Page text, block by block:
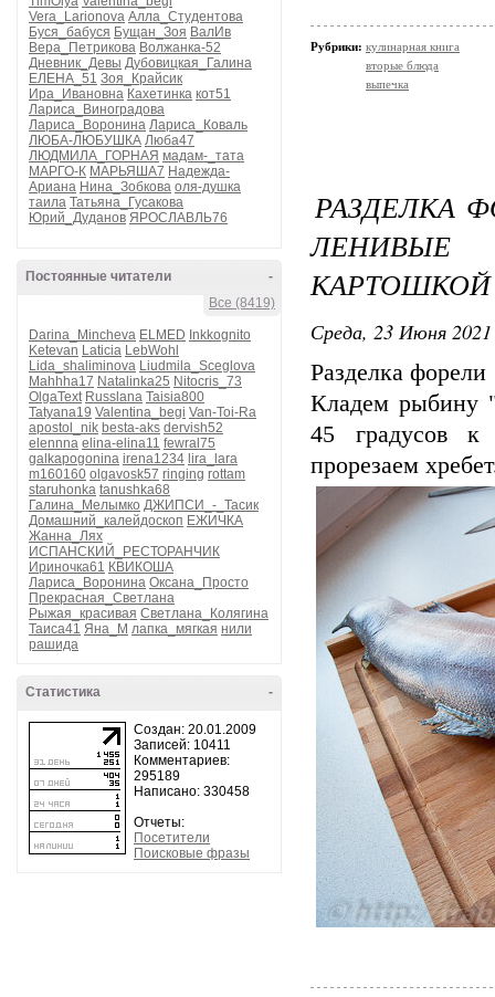
Vera_Larionova Алла_Студентова
Буся_бабуся Бущан_Зоя ВалИв
Вера_Петрикова Волжанка-52
Дневник_Девы Дубовицкая_Галина
ЕЛЕНА_51 Зоя_Крайсик
Ира_Ивановна Кахетинка кот51
Лариса_Виноградова
Лариса_Воронина Лариса_Коваль
ЛЮБА-ЛЮБУШКА Люба47
ЛЮДМИЛА_ГОРНАЯ мадам-_тата
МАРГО-К МАРЬЯША7 Надежда-
Ариана Нина_Зобкова оля-душка
таила Татьяна_Гусакова
Юрий_Дуданов ЯРОСЛАВЛЬ76
-
Постоянные читатели
Все (8419)
Darina_Mincheva ELMED Inkkognito
Ketevan Laticia LebWohl
Lida_shaliminova Liudmila_Sceglova
Mahhha17 Natalinka25 Nitocris_73
OlgaText Russlana Taisia800
Tatyana19 Valentina_begi Van-Toi-Ra
apostol_nik besta-aks dervish52
elennna elina-elina11 fewral75
galkapogonina irena1234 lira_lara
m160160 olgavosk57 ringing rottam
staruhonka tanushka68
Галина_Мелымко ДЖИПСИ_-_Тасик
Домашний_калейдоскоп ЕЖИЧКА
Жанна_Лях
ИСПАНСКИЙ_РЕСТОРАНЧИК
Ириночка61 КВИКОША
Лариса_Воронина Оксана_Просто
Прекрасная_Светлана
Рыжая_красивая Светлана_Колягина
Таиса41 Яна_М лапка_мягкая нили
рашида
-
Статистика
Создан: 20.01.2009
Записей: 10411
Комментариев:
295189
Написано: 330458
Отчеты:
Посетители
Поисковые фразы
Рубрики: кулинарная книга
вторые блюда
выпечка
РАЗДЕЛКА
Среда, 23 Июня
Разделка форели
Кладем рыбину
45 градусов к
прорезаем